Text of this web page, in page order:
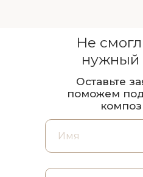
Не
нужный
Оставьте
поможем